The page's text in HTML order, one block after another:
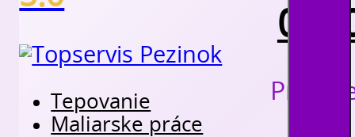
Tepovanie
Maliarske práce